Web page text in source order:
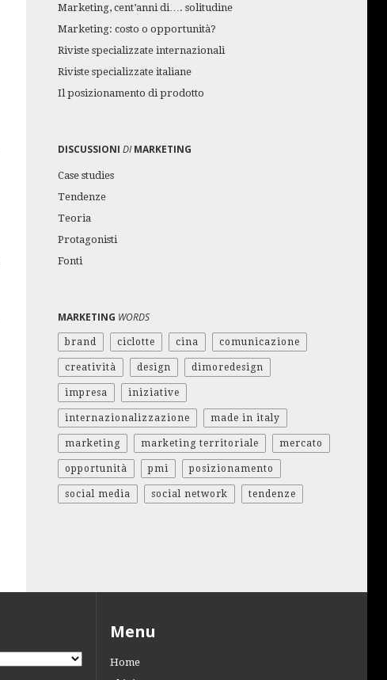
Marketing, cent’anni di…. solitudine
Marketing: costo o opportunità?
Riviste specializzate internazionali
Riviste specializzate italiane
Il posizionamento di prodotto
DISCUSSIONIDIMARKETING
Case studies
Tendenze
Teoria
Protagonisti
Fonti
MARKETING WORDS
brand ciclotte cina comunicazione
creatività design dimoredesign
impresa iniziative
internazionalizzazione made in italy
marketing marketing territoriale mercato
opportunità pmi posizionamento
social media social network tendenze
Menu
Home